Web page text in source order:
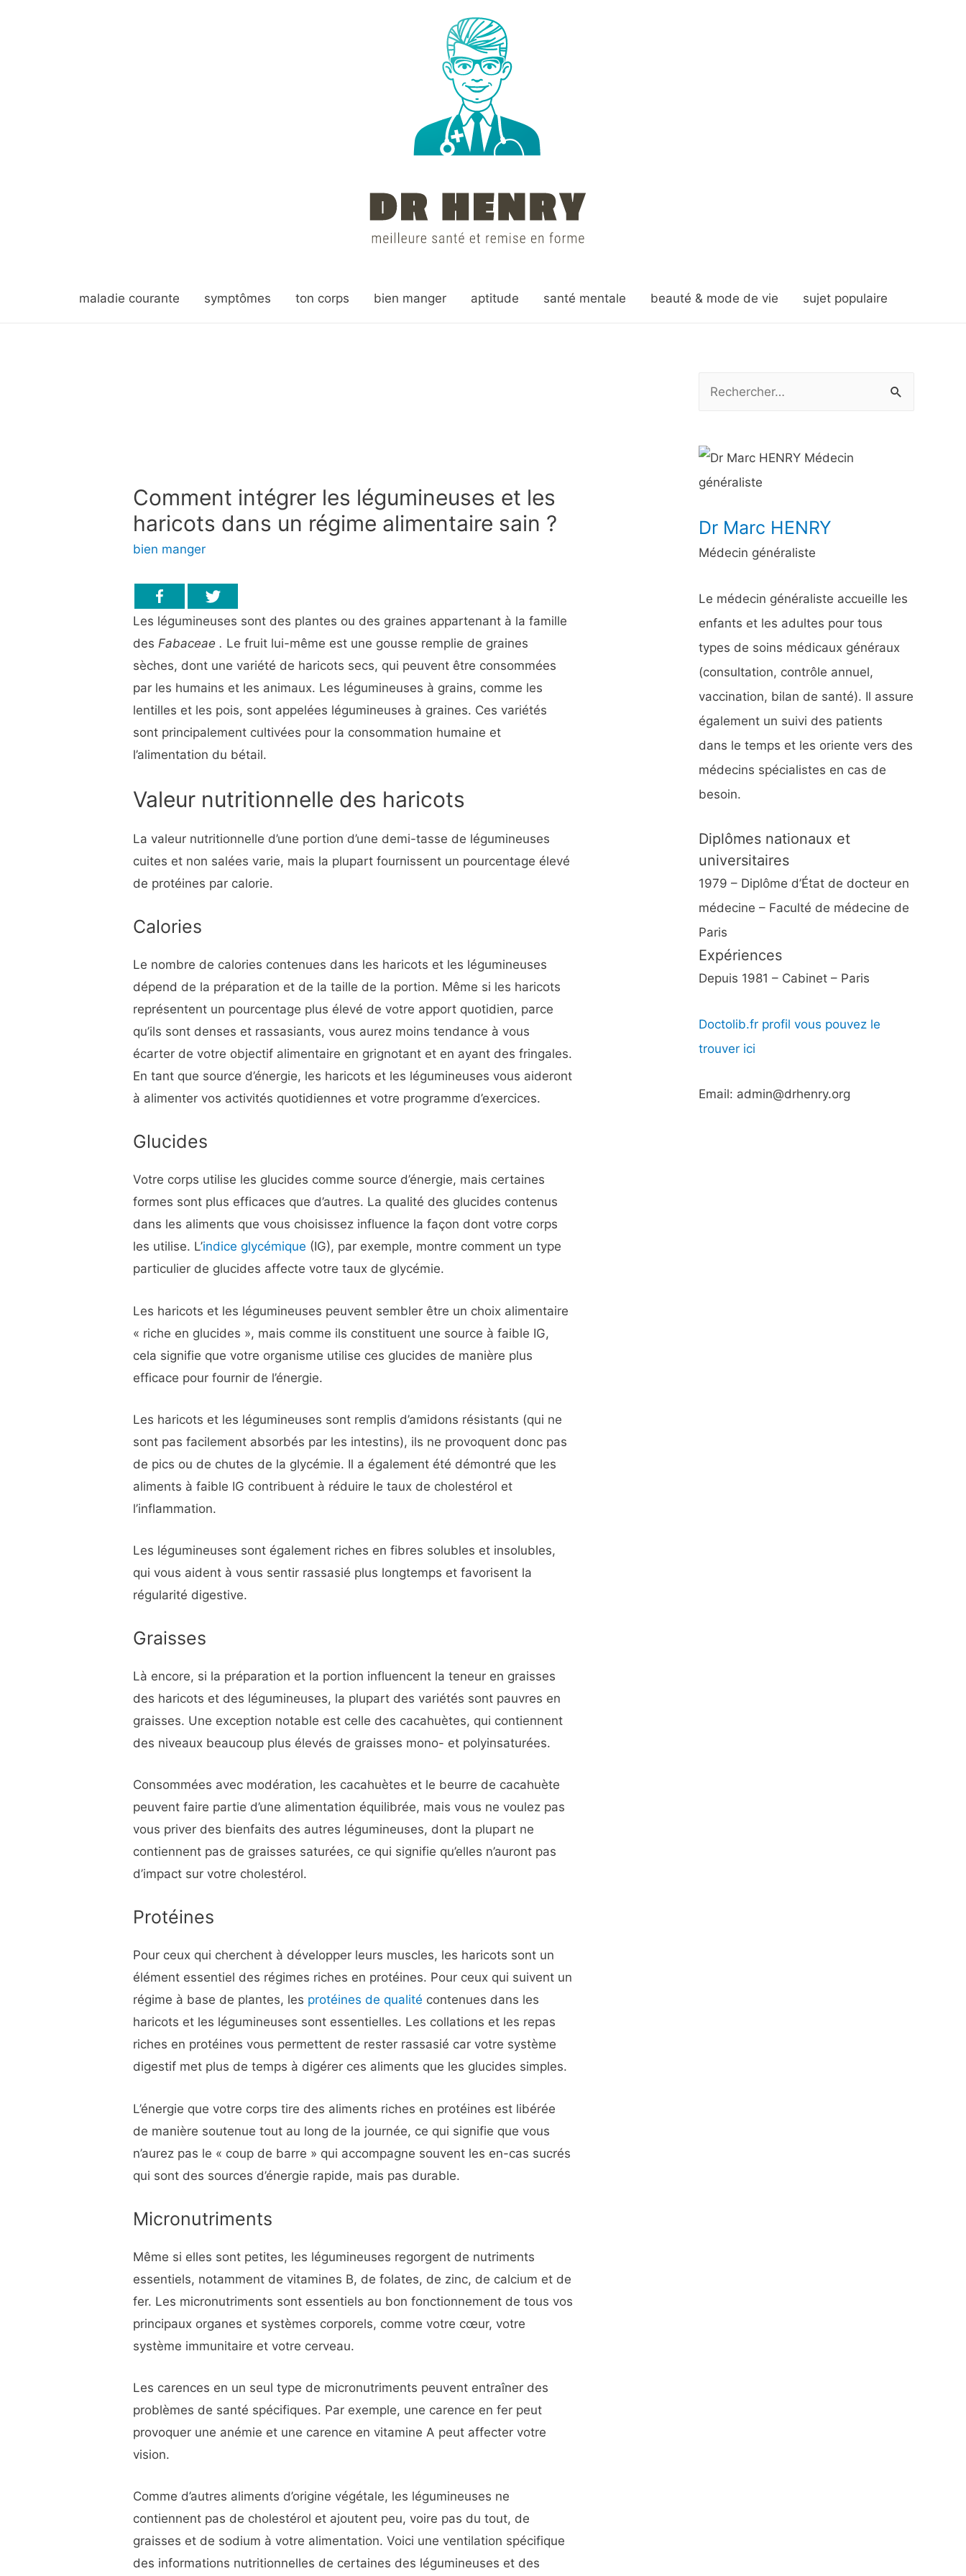
maladie courante symptômes ton corps bien manger aptitude santé mentale beauté & mode de vie sujet populaire
Comment intégrer les légumineuses et les
haricots dans un régime alimentaire sain ?
bien manger
Les légumineuses sont des plantes ou des graines appartenant à la famille
des Fabaceae. Le fruit lui-même est une gousse remplie de graines
sèches, dont une variété de haricots secs, qui peuvent être consommées
par les humains et les animaux. Les légumineuses à grains, comme les
lentilles et les pois, sont appelées légumineuses à graines. Ces variétés
sont principalement cultivées pour la consommation humaine et
l’alimentation du bétail.
Valeur nutritionnelle des haricots
La valeur nutritionnelle d’une portion d’une demi-tasse de légumineuses
cuites et non salées varie, mais la plupart fournissent un pourcentage élevé
de protéines par calorie.
Calories
Le nombre de calories contenues dans les haricots et les légumineuses
dépend de la préparation et de la taille de la portion. Même si les haricots
représentent un pourcentage plus élevé de votre apport quotidien, parce
qu’ils sont denses et rassasiants, vous aurez moins tendance à vous
écarter de votre objectif alimentaire en grignotant et en ayant des fringales.
En tant que source d’énergie, les haricots et les légumineuses vous aideront
à alimenter vos activités quotidiennes et votre programme d’exercices.
Glucides
Votre corps utilise les glucides comme source d’énergie, mais certaines
formes sont plus efficaces que d’autres. La qualité des glucides contenus
dans les aliments que vous choisissez influence la façon dont votre corps
les utilise. L’indice glycémique (IG), par exemple, montre comment un type
particulier de glucides affecte votre taux de glycémie.
Les haricots et les légumineuses peuvent sembler être un choix alimentaire
« riche en glucides », mais comme ils constituent une source à faible IG,
cela signifie que votre organisme utilise ces glucides de manière plus
efficace pour fournir de l’énergie.
Les haricots et les légumineuses sont remplis d’amidons résistants (qui ne
sont pas facilement absorbés par les intestins), ils ne provoquent donc pas
de pics ou de chutes de la glycémie. Il a également été démontré que les
aliments à faible IG contribuent à réduire le taux de cholestérol et
l’inflammation.
Les légumineuses sont également riches en fibres solubles et insolubles,
qui vous aident à vous sentir rassasié plus longtemps et favorisent la
régularité digestive.
Graisses
Là encore, si la préparation et la portion influencent la teneur en graisses
des haricots et des légumineuses, la plupart des variétés sont pauvres en
graisses. Une exception notable est celle des cacahuètes, qui contiennent
des niveaux beaucoup plus élevés de graisses mono- et polyinsaturées.
Consommées avec modération, les cacahuètes et le beurre de cacahuète
peuvent faire partie d’une alimentation équilibrée, mais vous ne voulez pas
vous priver des bienfaits des autres légumineuses, dont la plupart ne
contiennent pas de graisses saturées, ce qui signifie qu’elles n’auront pas
d’impact sur votre cholestérol.
Protéines
Pour ceux qui cherchent à développer leurs muscles, les haricots sont un
élément essentiel des régimes riches en protéines. Pour ceux qui suivent un
régime à base de plantes, les protéines de qualité contenues dans les
haricots et les légumineuses sont essentielles. Les collations et les repas
riches en protéines vous permettent de rester rassasié car votre système
digestif met plus de temps à digérer ces aliments que les glucides simples.
L’énergie que votre corps tire des aliments riches en protéines est libérée
de manière soutenue tout au long de la journée, ce qui signifie que vous
n’aurez pas le « coup de barre » qui accompagne souvent les en-cas sucrés
qui sont des sources d’énergie rapide, mais pas durable.
Micronutriments
Même si elles sont petites, les légumineuses regorgent de nutriments
essentiels, notamment de vitamines B, de folates, de zinc, de calcium et de
fer. Les micronutriments sont essentiels au bon fonctionnement de tous vos
principaux organes et systèmes corporels, comme votre cœur, votre
système immunitaire et votre cerveau.
Les carences en un seul type de micronutriments peuvent entraîner des
problèmes de santé spécifiques. Par exemple, une carence en fer peut
provoquer une anémie et une carence en vitamine A peut affecter votre
vision.
Comme d’autres aliments d’origine végétale, les légumineuses ne
contiennent pas de cholestérol et ajoutent peu, voire pas du tout, de
graisses et de sodium à votre alimentation. Voici une ventilation spécifique
des informations nutritionnelles de certaines des légumineuses et des
h
e
c
h
r
:
Dr Marc HENRY
Médecin généraliste
Le médecin généraliste accueille les
enfants et les adultes pour tous
types de soins médicaux généraux
(consultation, contrôle annuel,
vaccination, bilan de santé). Il assure
également un suivi des patients
dans le temps et les oriente vers des
médecins spécialistes en cas de
besoin.
Diplômes nationaux et
universitaires
1979 – Diplôme d’État de docteur en
médecine – Faculté de médecine de
Paris
Expériences
Depuis 1981 – Cabinet – Paris
Doctolib.fr profil vous pouvez le
trouver ici
Email: admin@drhenry.org